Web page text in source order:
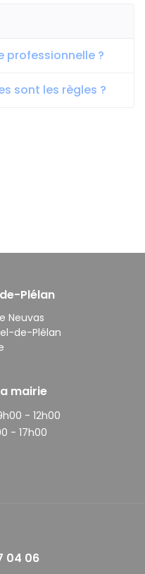
professionnelle ?
sont les règles ?
Plélan
Neuvas
de-Plélan
mairie
- 12h00
- 17h00
04 06